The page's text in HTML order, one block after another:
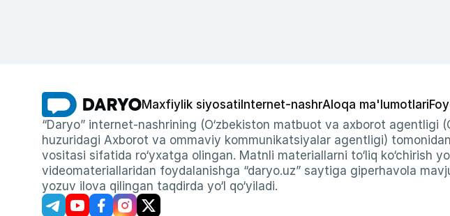
Maxfiylik siyosati Internet-nashrAloqa ma'lumotlari
“Daryo” internet-nashrining (O‘zbekiston matbuot va axborot agentligi
huzuridagi Axborot va ommaviy kommunikatsiyalar agentligi)
vositasi sifatida ro‘yxatga olingan. Matnli materiallarni to‘liq
videomateriallaridan foydalanishga “daryo.uz” saytiga giperhavola
yozuv ilova qilingan taqdirda yo‘l qo‘yiladi.